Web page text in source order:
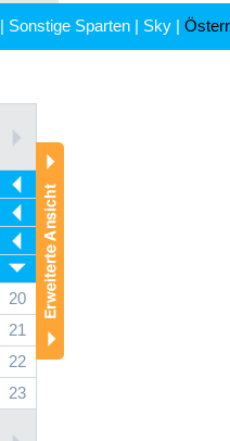
| Sonstige Sparten | Sky |
20
21
22
23